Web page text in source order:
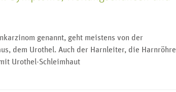
genannt, geht meistens von der
dem Urothel. Auch der Harnleiter, die Harnröhre
Urothel-Schleimhaut